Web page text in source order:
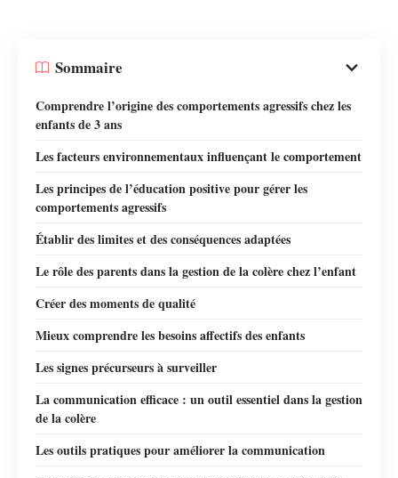
Sommaire
Comprendre l’origine des comportements agressifs chez les
enfants de 3 ans
Les facteurs environnementaux influençant le comportement
Les principes de l’éducation positive pour gérer les
comportements agressifs
Établir des limites et des conséquences adaptées
Le rôle des parents dans la gestion de la colère chez l’enfant
Créer des moments de qualité
Mieux comprendre les besoins affectifs des enfants
Les signes précurseurs à surveiller
La communication efficace : un outil essentiel dans la gestion
de la colère
Les outils pratiques pour améliorer la communication